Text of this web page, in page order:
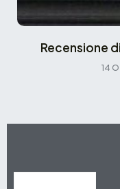
Recensione
14